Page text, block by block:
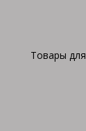
Товары